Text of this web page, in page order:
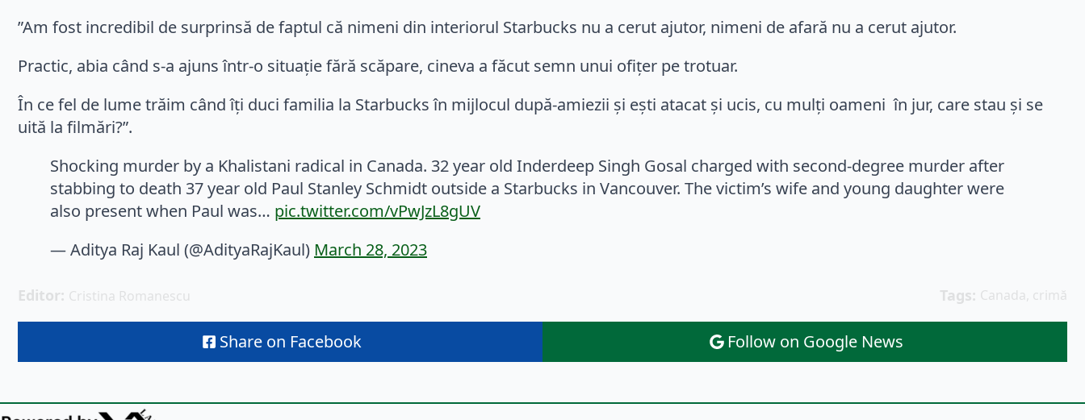
”Am fost incredibil de surprinsă de faptul că nimeni din interiorul Starbucks nu a cerut ajutor, nimeni de afară nu a cerut ajutor.
Practic, abia când s-a ajuns într-o situație fără scăpare, cineva a făcut semn unui ofițer pe trotuar.
În ce fel de lume trăim când îți duci familia la Starbucks în mijlocul după-amiezii și ești atacat și ucis, cu mulți oameni în jur, care stau și se
uită la filmări?”.
Shocking murder by a Khalistani radical in Canada. 32 year old Inderdeep Singh Gosal charged with second-degree murder after
stabbing to death 37 year old Paul Stanley Schmidt outside a Starbucks in Vancouver. The victim’s wife and young daughter were
also present when Paul was… pic.twitter.com/vPwJzL8gUV
— Aditya Raj Kaul (@AdityaRajKaul) March 28, 2023
Editor: Cristina Romanescu Tags: Canada crimă
Share on Facebook Follow on Google News